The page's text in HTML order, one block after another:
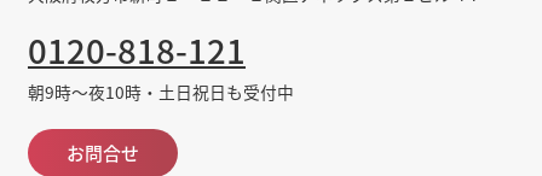
0120-818-121
朝9時～夜10時・土日祝日も受付中
お問合せ